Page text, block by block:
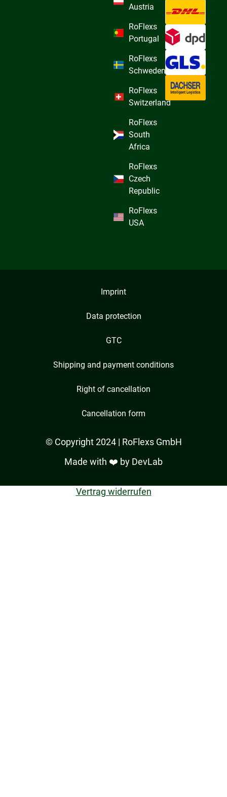
Austria
RoFlexs
Portugal
RoFlexs
Schweden
RoFlexs
Switzerland
RoFlexs
South
Africa
RoFlexs
Czech
Republic
RoFlexs
USA
Imprint
Data protection
GTC
Shipping and payment conditions
Right of cancellation
Cancellation form
© Copyright 2024 | RoFlexs GmbH
Made with ❤️ by DevLab
Vertrag widerrufen